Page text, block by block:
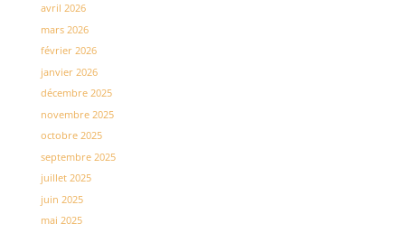
avril 2026
mars 2026
février 2026
janvier 2026
décembre 2025
novembre 2025
octobre 2025
septembre 2025
juillet 2025
juin 2025
mai 2025